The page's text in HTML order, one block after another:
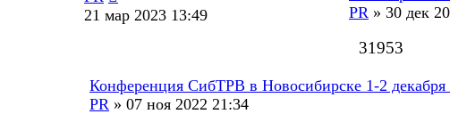
21 мар 2023 13:49
PR » 30 дек
31953
Конференция СибТРВ в Новосибирске 1-2 декабря
PR » 07 ноя 2022 21:34